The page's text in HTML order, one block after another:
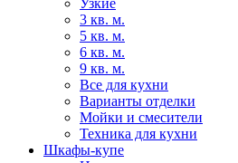
Узкие
3 кв. м.
5 кв. м.
6 кв. м.
9 кв. м.
Все для кухни
Варианты отделки
Мойки и смесители
Техника для кухни
Шкафы-купе